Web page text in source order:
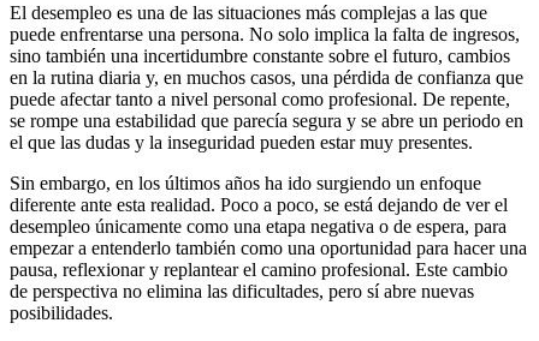
El desempleo es una de las situaciones más complejas a las que
puede enfrentarse una persona. No solo implica la falta de ingresos,
sino también una incertidumbre constante sobre el futuro, cambios
en la rutina diaria y, en muchos casos, una pérdida de confianza que
puede afectar tanto a nivel personal como profesional. De repente,
se rompe una estabilidad que parecía segura y se abre un periodo en
el que las dudas y la inseguridad pueden estar muy presentes.
Sin embargo, en los últimos años ha ido surgiendo un enfoque
diferente ante esta realidad. Poco a poco, se está dejando de ver el
desempleo únicamente como una etapa negativa o de espera, para
empezar a entenderlo también como una oportunidad para hacer una
pausa, reflexionar y replantear el camino profesional. Este cambio
de perspectiva no elimina las dificultades, pero sí abre nuevas
posibilidades.